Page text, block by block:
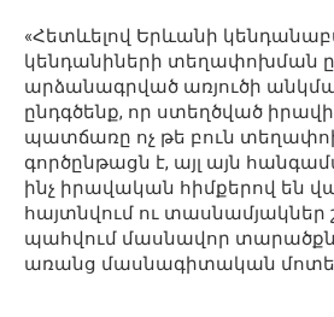
«Հետևելով Երևանի
կենդանիների տեղափոխման
արձանագրված առյուծի
ընդգծենք, որ ստեղծված
պատճառը ոչ թե բուն
գործընթացն է, այլ այն
ինչ իրավական հիմքերով են
հայտնվում ու տասնամյակներ
պահվում մասնավոր
առանց մասնագիտական